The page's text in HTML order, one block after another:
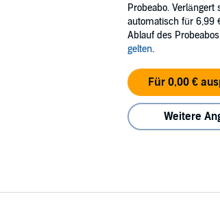
dagegen heiratet Mina. Zwischen den beiden
, der 2. Teil der historischen
Probeabo. Verlängert
automatisch für 6,99
Ablauf des
gelten.
Für 0,00 €
Weitere